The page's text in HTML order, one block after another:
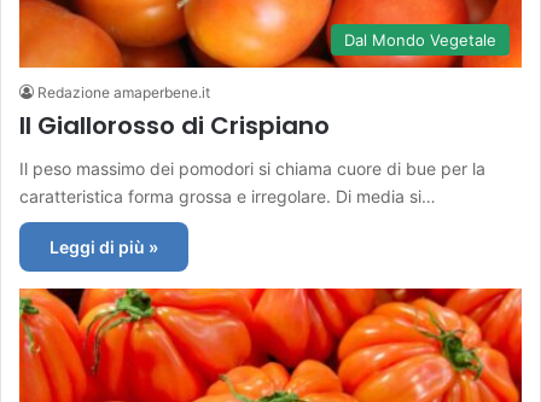
Dal Mondo Vegetale
Redazione amaperbene.it
Il Giallorosso di Crispiano
Il peso massimo dei pomodori si chiama cuore di bue per la
caratteristica forma grossa e irregolare. Di media si…
Leggi di più »